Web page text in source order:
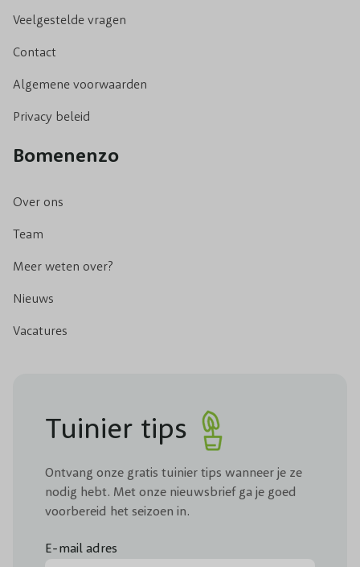
Veelgestelde vragen
Contact
Algemene voorwaarden
Privacy beleid
Bomenenzo
Over ons
Team
Meer weten over?
Nieuws
Vacatures
Tuinier tips
Ontvang onze gratis tuinier tips wanneer je ze
nodig hebt. Met onze nieuwsbrief ga je goed
voorbereid het seizoen in.
E-mail adres